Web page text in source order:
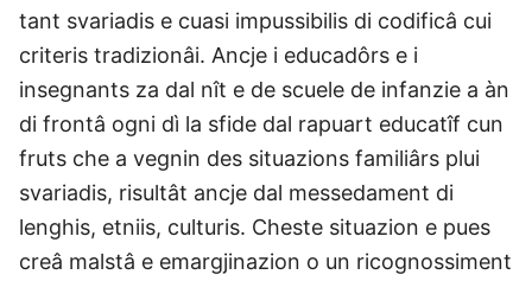
tant svariadis e cuasi impussibilis di codificâ cui
criteris tradizionâi. Ancje i educadôrs e i
insegnants za dal nît e de scuele de infanzie a àn
di frontâ ogni dì la sfide dal rapuart educatîf cun
fruts che a vegnin des situazions familiârs plui
svariadis, risultât ancje dal messedament di
lenghis, etniis, culturis. Cheste situazion e pues
creâ malstâ e emargjinazion o un ricognossiment